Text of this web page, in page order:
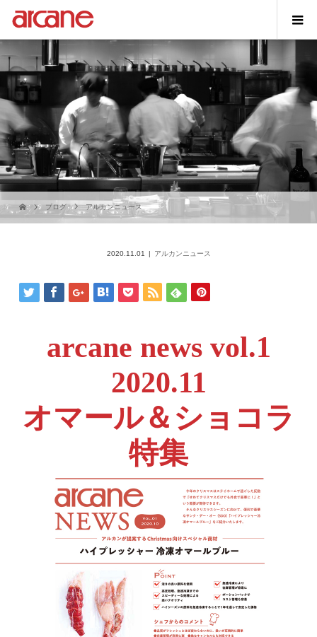
ブログ アルカンニュース
2020.11.01 アルカンニュース
arcane news vol.1
2020.11
オマール＆ショコラ
特集